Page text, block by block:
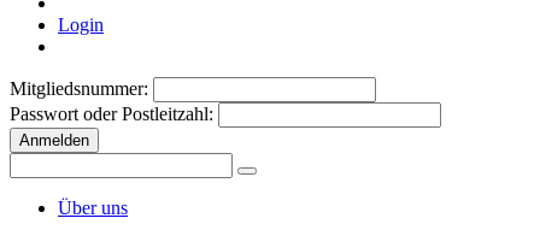
Login
Mitgliedsnummer:
Passwort oder Postleitzahl:
Anmelden
Über uns